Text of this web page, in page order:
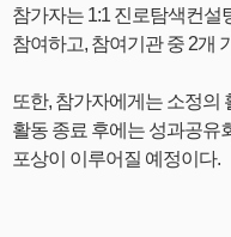
참가자는 1:1 진로탐색컨설
참여하고, 참여기관 중 2개
또한, 참가자에게는 소정의
활동 종료 후에는 성과공유
포상이 이루어질 예정이다.